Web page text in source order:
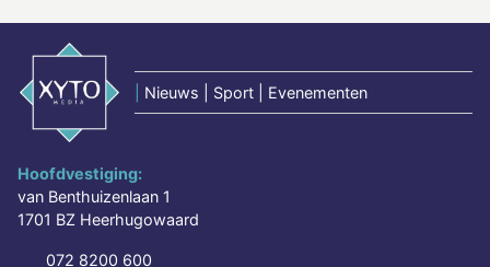
Nieuws | Sport | Evenementen
Hoofdvestiging:
van Benthuizenlaan 1
1701 BZ Heerhugowaard
072 8200 600